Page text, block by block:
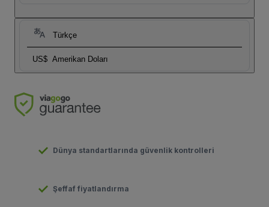
Türkçe
US$ Amerikan Doları
Dünya standartlarında güvenlik kontrolleri
Şeffaf fiyatlandırma